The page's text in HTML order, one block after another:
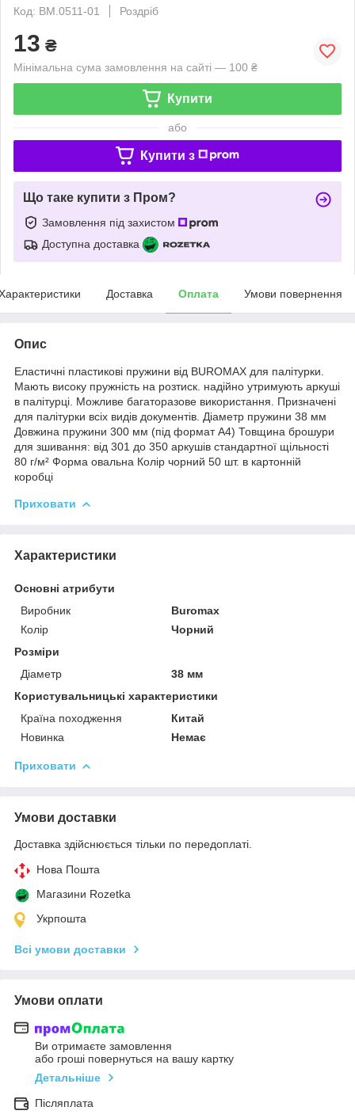
Код: BM.0511-01
Роздріб
13 ₴
Мінімальна сума замовлення на сайті — 100 ₴
Купити
або
Купити з
Що таке купити з Пром?
Замовлення під захистом
Доступна доставка
Доставка Оплата Умови повернення
Опис
Еластичні пластикові пружини від BUROMAX для палітурки.
Мають високу пружність на розтиск. надійно утримують аркуші
в палітурці. Можливе багаторазове використання. Призначені
для палітурки всіх видів документів. Діаметр пружини 38 мм
Довжина пружини 300 мм (під формат А4) Товщина брошури
для зшивання: від 301 до 350 аркушів стандартної щільності
80 г/м² Форма овальна Колір чорний 50 шт. в картонній
коробці
Приховати
Характеристики
Основні атрибути
Виробник
Buromax
Колір
Чорний
Розміри
Діаметр
38 мм
Користувальницькі характеристики
Країна походження
Китай
Новинка
Немає
Приховати
Умови доставки
Доставка здійснюється тільки по передоплаті.
Нова Пошта
Магазини Rozetka
Укрпошта
Всі умови доставки
Умови оплати
Ви отримаєте замовлення
або гроші повернуться на вашу картку
Детальніше
Післяплата